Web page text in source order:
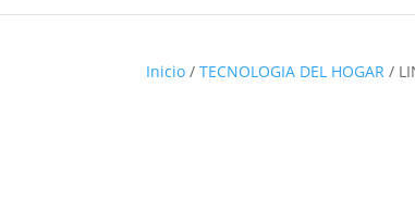
Inicio /TECNOLOGIA DEL HOGAR /